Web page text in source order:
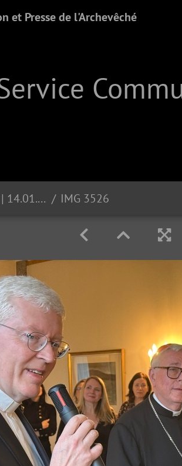
et Presse de l'Archevêché
Pot du nouvel an 2026 | 14.01.2026 IMG 3526